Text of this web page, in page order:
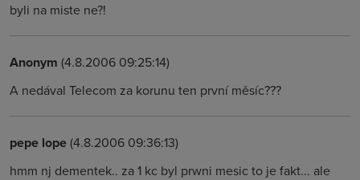
byli na miste ne?!
Anonym (4.8.2006 09:25:14)
A nedával Telecom za korunu ten první měsíc???
pepe lope(4.8.2006 09:36:13)
hmm nj dementek.. za 1 kc byl prwni mesic to je fakt... ale